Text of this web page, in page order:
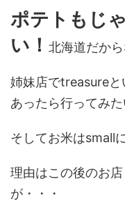
ポテトもじ
い！ 北海道だか
姉妹店でtreasureと
あったら行ってみた
そしてお米はsmall
理由はこの後のお
が・・・